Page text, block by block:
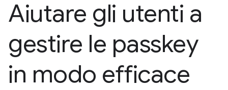
Aiutare gli utenti a
gestire le passkey
in modo efficace